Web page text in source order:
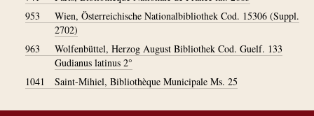
953
Wien, Österreichische Nationalbibliothek Cod. 15306 (Suppl.
2702)
963
Wolfenbüttel, Herzog August Bibliothek Cod. Guelf. 133
Gudianus latinus 2°
1041
Saint-Mihiel, Bibliothèque Municipale Ms. 25